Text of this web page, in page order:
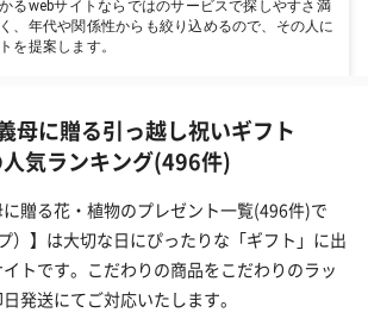
るwebサイトならではのサービスで探しやすさ満
、年代や関係性からも絞り込めるので、その人に
を提案します。
母に贈る引っ越し祝いギフト
人気ランキング(496件)
贈る花・植物のプレゼント一覧(496件)で
）】は大切な日にぴったりな「ギフト」に出
トです。こだわりの商品をこだわりのラッ
発送にてご対応いたします。